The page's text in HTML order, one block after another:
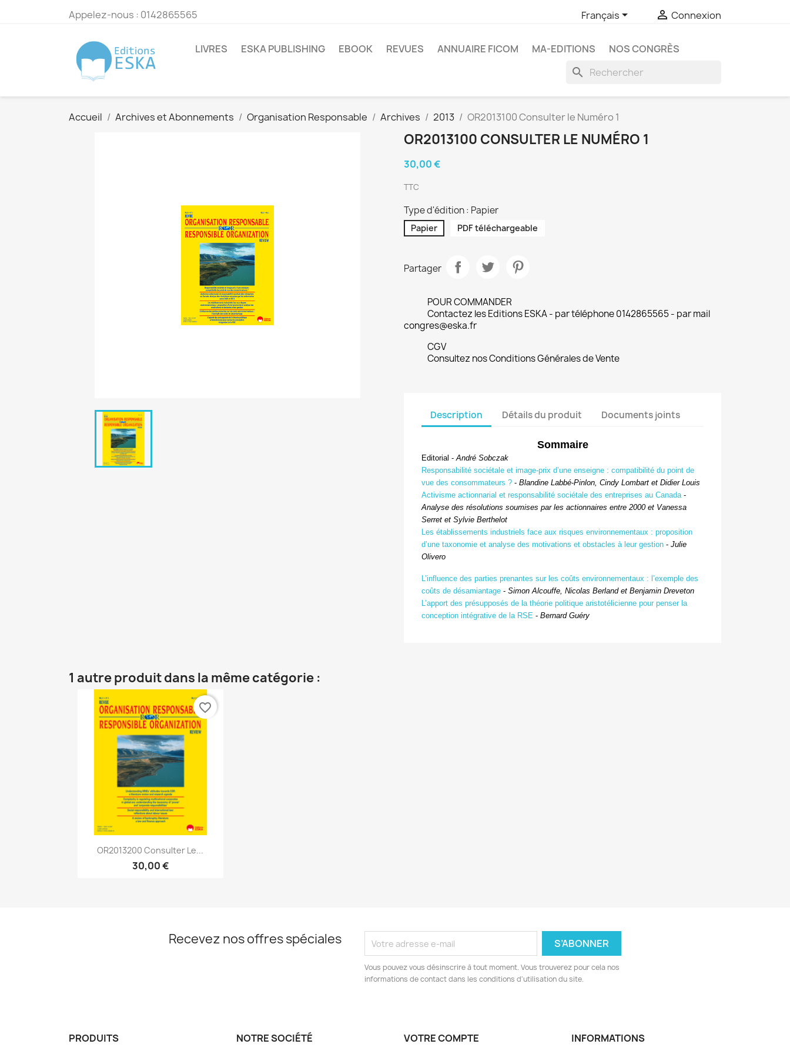
Appelez-nous : 0142865565 Français  Connexion
LIVRES ESKA PUBLISHING EBOOK REVUES ANNUAIRE FICOM MA-EDITIONS NOS CONGRÈS
search
Accueil Archives et Abonnements Organisation Responsable Archives 2013 OR2013100 Consulter le Numéro 1
OR2013100 CONSULTER LE NUMÉRO 1
30,00 €
TTC
Type d'édition : Papier
Papier PDF téléchargeable
Partager
POUR COMMANDER
Contactez les Editions ESKA - par téléphone 0142865565 - par mail
congres@eska.fr
CGV
Consultez nos Conditions Générales de Vente
Description Détails du produit Documents joints
Sommaire
Editorial -André Sobczak
Responsabilité sociétale et image-prix d’une enseigne : compatibilité du point de
vue des consommateurs ? - Blandine Labbé-Pinlon, Cindy Lombart et Didier Louis
Activisme actionnarial et responsabilité sociétale des entreprises au Canada-
Analyse des résolutions soumises par les actionnaires entre 2000 et Vanessa
Serret et Sylvie Berthelot
Les établissements industriels face aux risques environnementaux : proposition
d’une taxonomie et analyse des motivations et obstacles à leur gestion - Julie
Olivero
L’influence des parties prenantes sur les coûts environnementaux : l’exemple des
coûts de désamiantage - Simon Alcouffe, Nicolas Berland et Benjamin Dreveton
L’apport des présupposés de la théorie politique aristotélicienne pour penser la
conception intégrative de la RSE - Bernard Guéry
1 autre produit dans la même catégorie :
Aperçu rapide
OR2013200 Consulter Le...
30,00 €
favorite_border
Recevez nos offres spéciales
Vous pouvez vous désinscrire à tout moment. Vous trouverez pour cela nos
informations de contact dans les conditions d'utilisation du site.
PRODUITS NOTRE SOCIÉTÉ VOTRE COMPTE INFORMATIONS